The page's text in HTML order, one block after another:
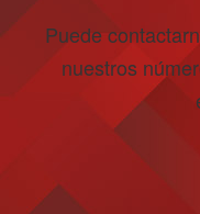
Puede
nuestros